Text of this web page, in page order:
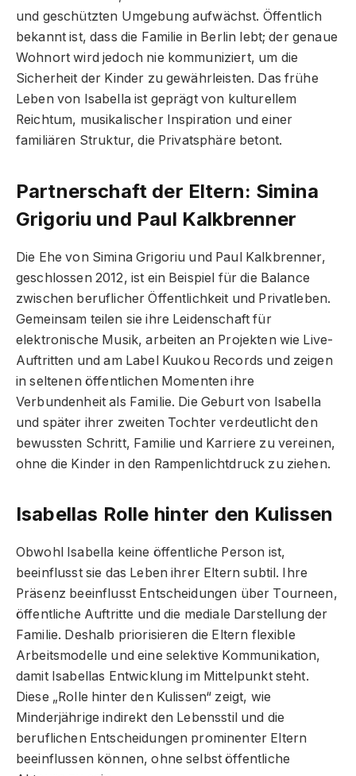
und geschützten Umgebung aufwächst. Öffentlich
bekannt ist, dass die Familie in Berlin lebt; der genaue
Wohnort wird jedoch nie kommuniziert, um die
Sicherheit der Kinder zu gewährleisten. Das frühe
Leben von Isabella ist geprägt von kulturellem
Reichtum, musikalischer Inspiration und einer
familiären Struktur, die Privatsphäre betont.
Partnerschaft der Eltern: Simina
Grigoriu und Paul Kalkbrenner
Die Ehe von Simina Grigoriu und Paul Kalkbrenner,
geschlossen 2012, ist ein Beispiel für die Balance
zwischen beruflicher Öffentlichkeit und Privatleben.
Gemeinsam teilen sie ihre Leidenschaft für
elektronische Musik, arbeiten an Projekten wie Live-
Auftritten und am Label Kuukou Records und zeigen
in seltenen öffentlichen Momenten ihre
Verbundenheit als Familie. Die Geburt von Isabella
und später ihrer zweiten Tochter verdeutlicht den
bewussten Schritt, Familie und Karriere zu vereinen,
ohne die Kinder in den Rampenlichtdruck zu ziehen.
Isabellas Rolle hinter den Kulissen
Obwohl Isabella keine öffentliche Person ist,
beeinflusst sie das Leben ihrer Eltern subtil. Ihre
Präsenz beeinflusst Entscheidungen über Tourneen,
öffentliche Auftritte und die mediale Darstellung der
Familie. Deshalb priorisieren die Eltern flexible
Arbeitsmodelle und eine selektive Kommunikation,
damit Isabellas Entwicklung im Mittelpunkt steht.
Diese „Rolle hinter den Kulissen“ zeigt, wie
Minderjährige indirekt den Lebensstil und die
beruflichen Entscheidungen prominenter Eltern
beeinflussen können, ohne selbst öffentliche